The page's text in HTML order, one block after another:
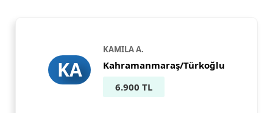
KA
KAMILA A.
Kahramanmaraş/Türkoğlu
6.900 TL